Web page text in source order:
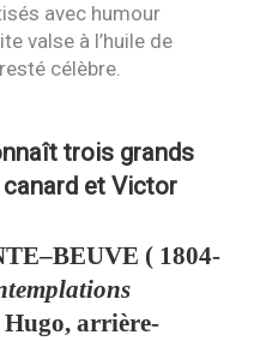
avec humour
valse à l’huile de
célèbre.
trois grands
et Victor
–BEUVE ( 1804-
arrière-